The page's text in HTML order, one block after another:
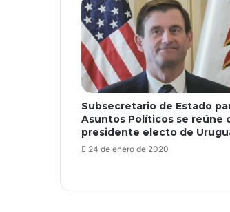
Subsecretario de Estado
Asuntos Políticos se reúne
presidente electo de
24 de enero de 2020